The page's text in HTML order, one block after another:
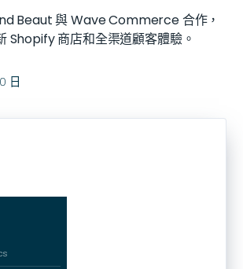
Beaut 與 Wave Commerce 合作，
Shopify 商店和全渠道顧客體驗。
日